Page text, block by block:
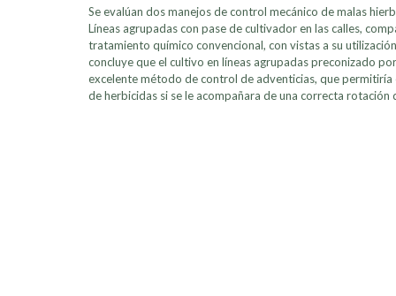
Se evalúan dos manejos de control mecánico de malas
Líneas agrupadas con pase de cultivador en las calles,
tratamiento químico convencional, con vistas a su
concluye que el cultivo en líneas agrupadas preconizado
excelente método de control de adventicias, que permitiría
de herbicidas si se le acompañara de una correcta rotación